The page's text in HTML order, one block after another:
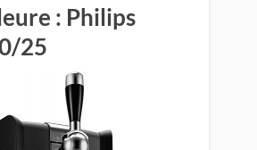
: Philips
25